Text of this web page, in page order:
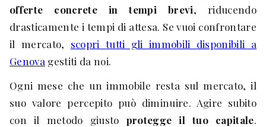
offerte concrete in tempi brevi, riducendo
drasticamente i tempi di attesa. Se vuoi confrontare
il mercato, scopri tutti gli immobili disponibili a
Genova gestiti da noi.
Ogni mese che un immobile resta sul mercato, il
suo valore percepito può diminuire. Agire subito
con il metodo giusto protegge il tuo capitale.